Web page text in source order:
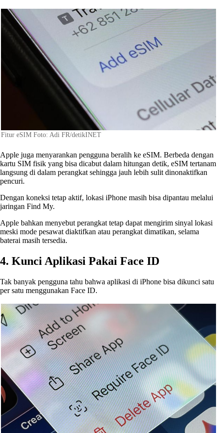
Fitur eSIM Foto: Adi FR/detikINET
Apple juga menyarankan pengguna beralih ke eSIM. Berbeda dengan
kartu SIM fisik yang bisa dicabut dalam hitungan detik, eSIM tertanam
langsung di dalam perangkat sehingga jauh lebih sulit dinonaktifkan
pencuri.
Dengan koneksi tetap aktif, lokasi iPhone masih bisa dipantau melalui
jaringan Find My.
Apple bahkan menyebut perangkat tetap dapat mengirim sinyal lokasi
meski mode pesawat diaktifkan atau perangkat dimatikan, selama
baterai masih tersedia.
4. Kunci Aplikasi Pakai Face ID
Tak banyak pengguna tahu bahwa aplikasi di iPhone bisa dikunci satu
per satu menggunakan Face ID.